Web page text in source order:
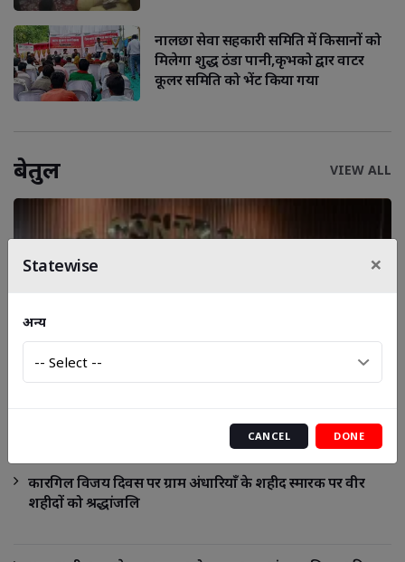
नालछा सेवा सहकारी समिति में किसानों को
मिलेगा शुद्ध ठंडा पानी,कृभको द्वार वाटर
कूलर समिति को भेंट किया गया
बेतुल VIEW ALL
दिनदहाड़े हुई 20 लाख रुपये की सनसनीखेज नकबजनी
कारगिल विजय दिवस पर ग्राम अंधारियाँ के शहीद स्मारक पर वीर
शहीदों को श्रद्धांजलि
Statewise ×
अन्य
CANCEL DONE